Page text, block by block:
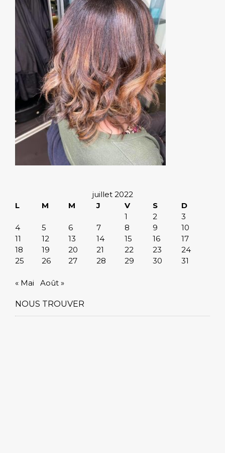
juillet 2022
L
M M J V S
D
1
2
3
4
5 6 7 8 9
10
11
12 13 14 15 16
17
18
19 20 21 22 23
24
25
26 27 28 29 30 31
« Mai Août »
NOUS TROUVER